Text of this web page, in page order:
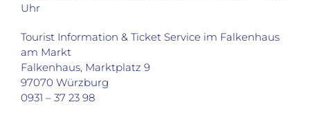
Uhr
Tourist Information & Ticket Service im Falkenhaus
am Markt
Falkenhaus, Marktplatz 9
97070 Würzburg
0931 – 37 23 98